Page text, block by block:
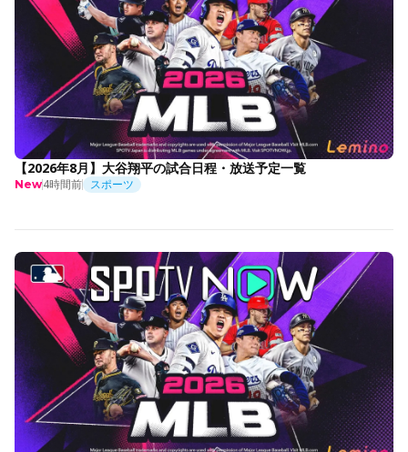
【2026年8月】大谷翔平の試合日程・放送予定一覧
New4時間前 スポーツ